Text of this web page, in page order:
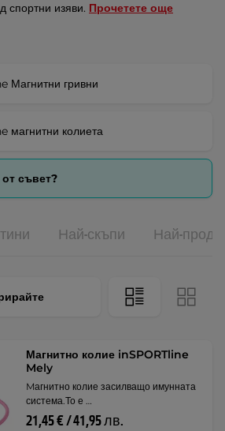
спортни изяви. Прочетете още
Магнитни гривни
магнитни колиета
съвет?
Най-скъпи Най-
Магнитно колие inSPORTline
Mely
Mагнитно колие засилващо имунната
система.То е …
21,45 € / 41,95 лв.